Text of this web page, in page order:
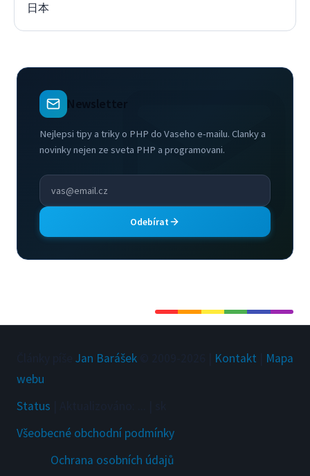
日本
Newsletter
Nejlepsi tipy a triky o PHP do Vaseho e-mailu. Clanky a
novinky nejen ze sveta PHP a programovani.
Odebírat
Jan Barášek Kontakt
Mapa
webu
Status
Všeobecné obchodní podmínky
Ochrana osobních údajů